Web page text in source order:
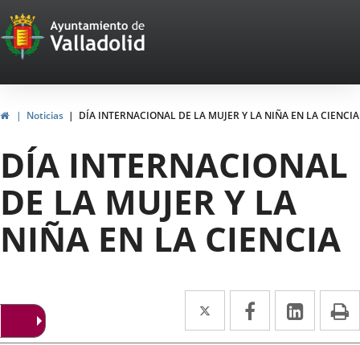
Portal
Web
del
Ayuntamiento
de
Valladolid
InicioNoticias DÍA INTERNACIONAL DE LA MUJER Y LA NIÑA EN LA CIENCIA
DÍA INTERNACIONAL
DE LA MUJER Y LA
NIÑA EN LA CIENCIA
Twitter
Enlace
a
Facebook
Enlace
a
Enlace
a